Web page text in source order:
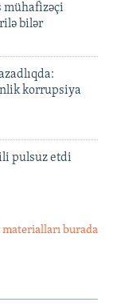
mühafizəçi
bilər
korrupsiya
pulsuz etdi
burada